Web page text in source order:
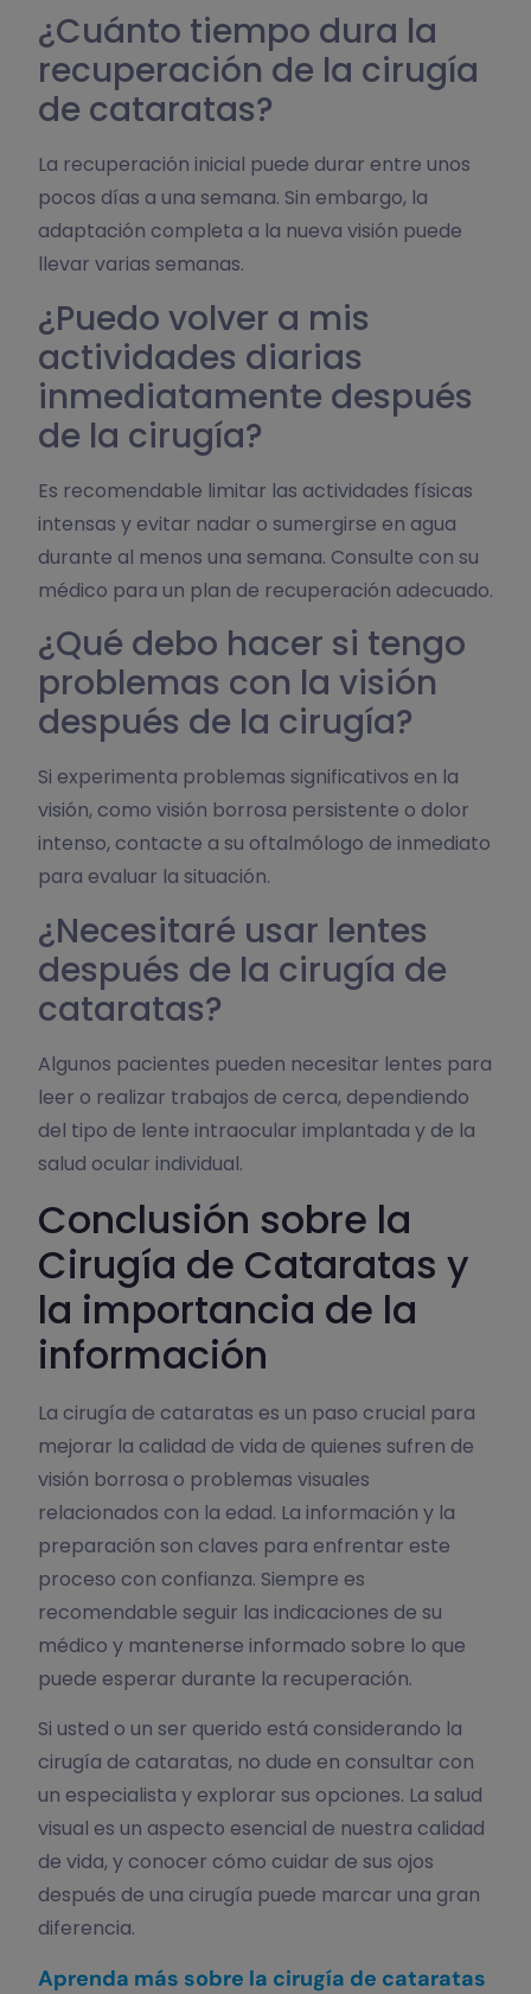
¿Cuánto tiempo dura la
recuperación de la cirugía
de cataratas?
La recuperación inicial puede durar entre unos
pocos días a una semana. Sin embargo, la
adaptación completa a la nueva visión puede
llevar varias semanas.
¿Puedo volver a mis
actividades diarias
inmediatamente después
de la cirugía?
Es recomendable limitar las actividades físicas
intensas y evitar nadar o sumergirse en agua
durante al menos una semana. Consulte con su
médico para un plan de recuperación adecuado.
¿Qué debo hacer si tengo
problemas con la visión
después de la cirugía?
Si experimenta problemas significativos en la
visión, como visión borrosa persistente o dolor
intenso, contacte a su oftalmólogo de inmediato
para evaluar la situación.
¿Necesitaré usar lentes
después de la cirugía de
cataratas?
Algunos pacientes pueden necesitar lentes para
leer o realizar trabajos de cerca, dependiendo
del tipo de lente intraocular implantada y de la
salud ocular individual.
Conclusión sobre la
Cirugía de Cataratas y
la importancia de la
información
La cirugía de cataratas es un paso crucial para
mejorar la calidad de vida de quienes sufren de
visión borrosa o problemas visuales
relacionados con la edad. La información y la
preparación son claves para enfrentar este
proceso con confianza. Siempre es
recomendable seguir las indicaciones de su
médico y mantenerse informado sobre lo que
puede esperar durante la recuperación.
Si usted o un ser querido está considerando la
cirugía de cataratas, no dude en consultar con
un especialista y explorar sus opciones. La salud
visual es un aspecto esencial de nuestra calidad
de vida, y conocer cómo cuidar de sus ojos
después de una cirugía puede marcar una gran
diferencia.
Aprenda más sobre la cirugía de cataratas